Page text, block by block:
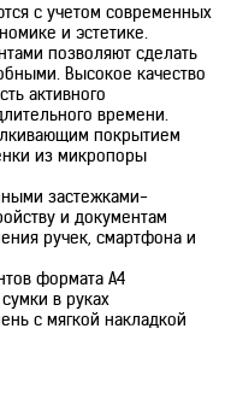
с учетом современных
и эстетике.
позволяют сделать
Высокое качество
активного
времени.
покрытием
из микропоры
застежками-
и документам
ручек, смартфона и
формата А4
в руках
с мягкой накладкой